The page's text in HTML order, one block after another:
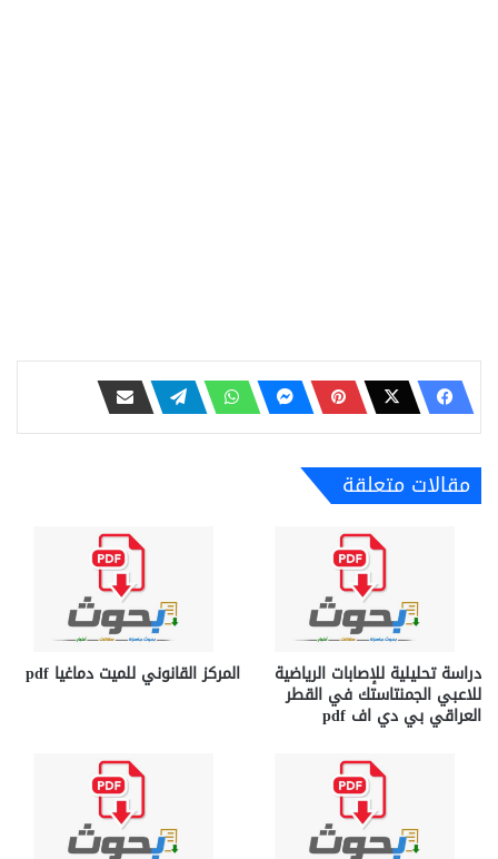
مقالات متعلقة
دراسة تحليلية للإصابات الرياضية
للاعبي الجمنتاستك في القطر
العراقي بي دي اف pdf
المركز القانوني للميت دماغيا pdf